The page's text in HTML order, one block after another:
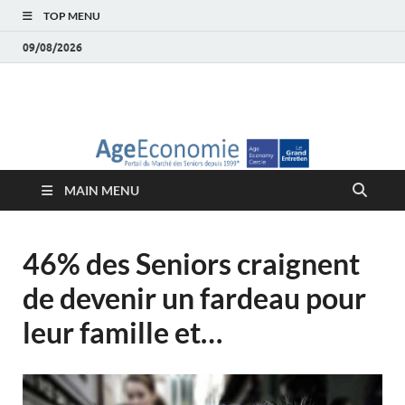
TOP MENU
09/08/2026
économie – Marché
des Seniors
MAIN MENU
46% des Seniors craignent
de devenir un fardeau pour
leur famille et…